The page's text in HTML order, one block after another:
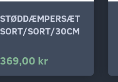
STØDDÆMPERSÆT
SORT/SORT/30CM
369,00 kr